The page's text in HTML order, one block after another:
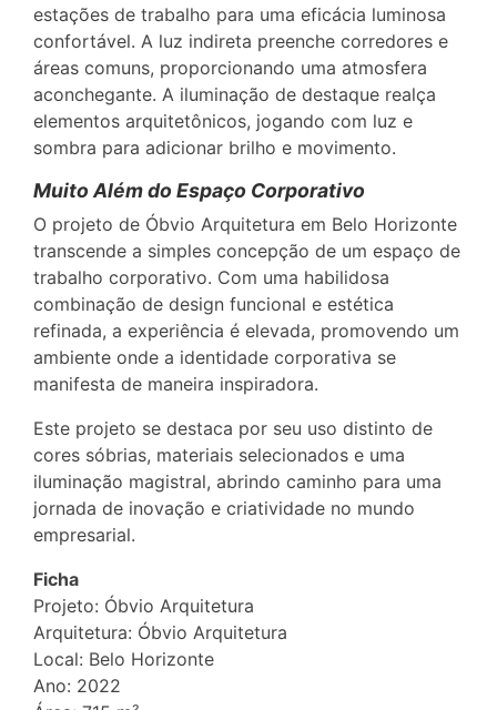
estações de trabalho para uma eficácia luminosa
confortável. A luz indireta preenche corredores e
áreas comuns, proporcionando uma atmosfera
aconchegante. A iluminação de destaque realça
elementos arquitetônicos, jogando com luz e
sombra para adicionar brilho e movimento.
Muito Além do Espaço Corporativo
O projeto de Óbvio Arquitetura em Belo Horizonte
transcende a simples concepção de um espaço de
trabalho corporativo. Com uma habilidosa
combinação de design funcional e estética
refinada, a experiência é elevada, promovendo um
ambiente onde a identidade corporativa se
manifesta de maneira inspiradora.
Este projeto se destaca por seu uso distinto de
cores sóbrias, materiais selecionados e uma
iluminação magistral, abrindo caminho para uma
jornada de inovação e criatividade no mundo
empresarial.
Ficha
Projeto: Óbvio Arquitetura
Arquitetura: Óbvio Arquitetura
Local: Belo Horizonte
Ano: 2022